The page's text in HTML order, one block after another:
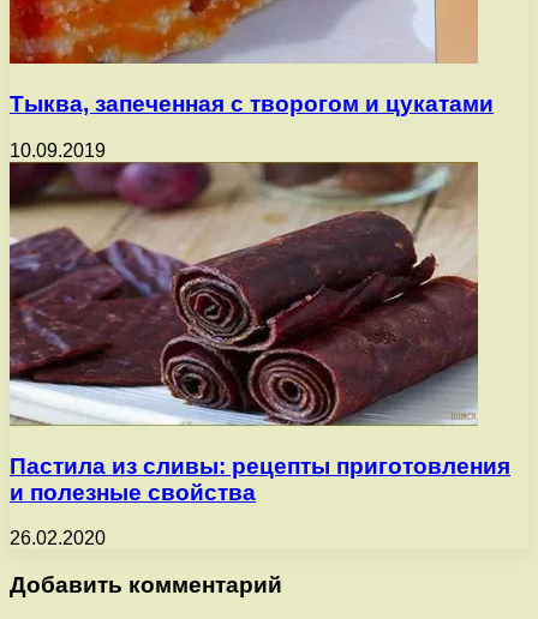
Тыква, запеченная с творогом и цукатами
10.09.2019
Пастила из сливы: рецепты приготовления
и полезные свойства
26.02.2020
Добавить комментарий